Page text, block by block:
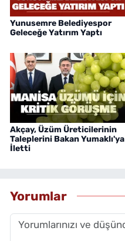
Yunusemre Belediyespor
Geleceğe Yatırım Yaptı
Akçay, Üzüm Üreticilerinin
Taleplerini Bakan Yumaklı'ya
İletti
Yorumlar